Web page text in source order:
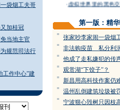
袋烟工夫哥
加桂冠
当地主官
规范司法行
工作中心”建
虚拟世界里的黑色交
第一版：精
= 张家吵李家闹一袋烟
= 非法购疫苗 私分利
= 他成了走私嫌犯的传
= 观赏湖“下饺子”？
= 新昌用高科技作案仍
= 温州乱倒建筑垃圾被
= 宁波狠心毁树只因枝